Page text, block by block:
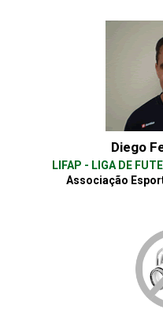
Diego
LIFAP - LIGA DE
Associação